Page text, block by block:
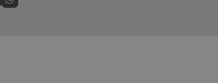
sur FaceBook
sur LinkedIn
Partagez sur Whatsapp